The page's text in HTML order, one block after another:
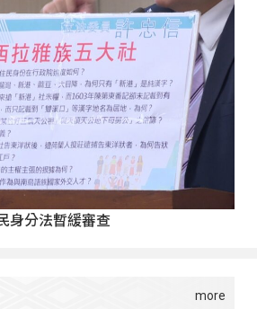
身分法暫緩審查